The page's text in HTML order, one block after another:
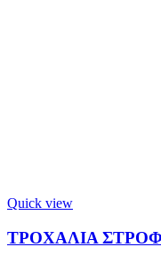
Quick view
ΤΡΟΧΑΛΙΑ